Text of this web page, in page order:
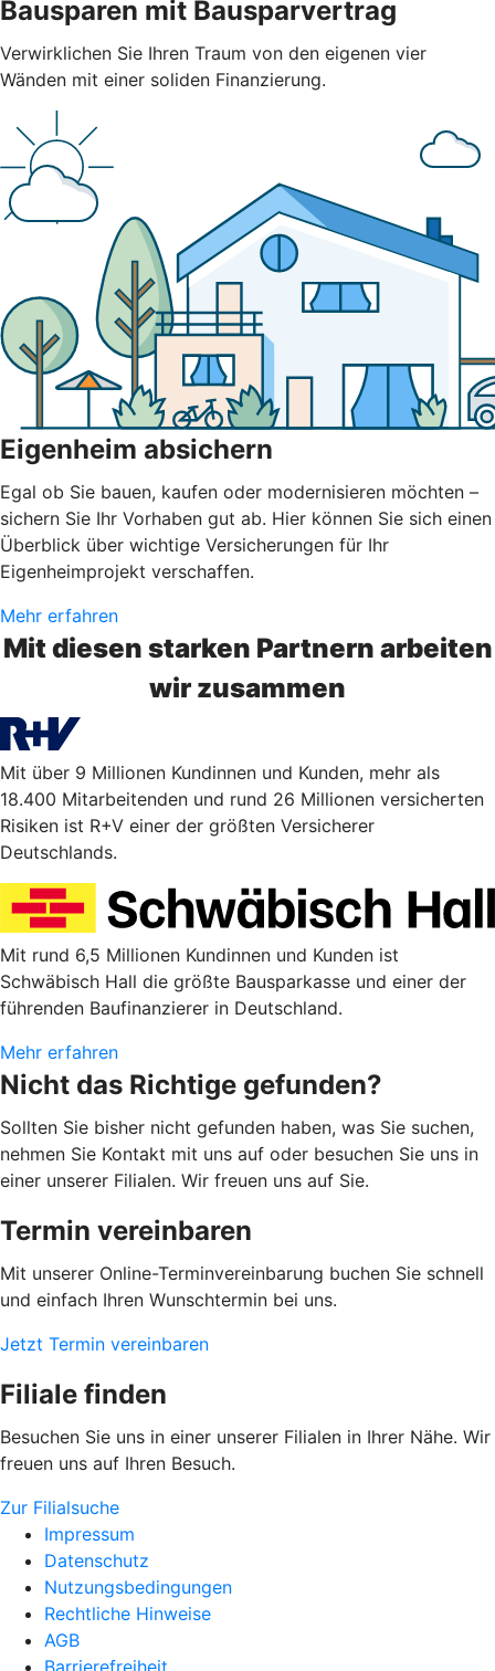
Bausparen mit Bausparvertrag
Verwirklichen Sie Ihren Traum von den eigenen vier
Wänden mit einer soliden Finanzierung.
Eigenheim absichern
Egal ob Sie bauen, kaufen oder modernisieren möchten –
sichern Sie Ihr Vorhaben gut ab. Hier können Sie sich einen
Überblick über wichtige Versicherungen für Ihr
Eigenheimprojekt verschaffen.
Mehr erfahren
Mit diesen starken Partnern arbeiten
wir zusammen
Mit über 9 Millionen Kundinnen und Kunden, mehr als
18.400 Mitarbeitenden und rund 26 Millionen versicherten
Risiken ist R+V einer der größten Versicherer
Deutschlands.
Mit rund 6,5 Millionen Kundinnen und Kunden ist
Schwäbisch Hall die größte Bausparkasse und einer der
führenden Baufinanzierer in Deutschland.
Mehr erfahren
Nicht das Richtige gefunden?
Sollten Sie bisher nicht gefunden haben, was Sie suchen,
nehmen Sie Kontakt mit uns auf oder besuchen Sie uns in
einer unserer Filialen. Wir freuen uns auf Sie.
Termin vereinbaren
Mit unserer Online-Terminvereinbarung buchen Sie schnell
und einfach Ihren Wunschtermin bei uns.
Jetzt Termin vereinbaren
Filiale finden
Besuchen Sie uns in einer unserer Filialen in Ihrer Nähe. Wir
freuen uns auf Ihren Besuch.
Zur Filialsuche
Impressum
Datenschutz
Nutzungsbedingungen
Rechtliche Hinweise
AGB